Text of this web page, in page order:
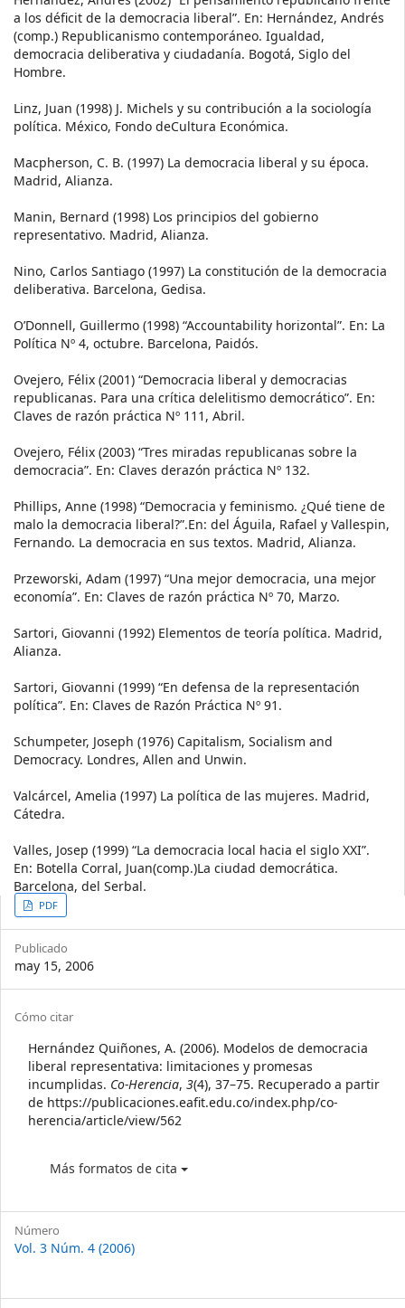
a los déficit de la democracia liberal”. En: Hernández, Andrés
(comp.) Republicanismo contemporáneo. Igualdad,
democracia deliberativa y ciudadanía. Bogotá, Siglo del
Hombre.
Linz, Juan (1998) J. Michels y su contribución a la sociología
política. México, Fondo deCultura Económica.
Macpherson, C. B. (1997) La democracia liberal y su época.
Madrid, Alianza.
Manin, Bernard (1998) Los principios del gobierno
representativo. Madrid, Alianza.
Nino, Carlos Santiago (1997) La constitución de la democracia
deliberativa. Barcelona, Gedisa.
O’Donnell, Guillermo (1998) “Accountability horizontal”. En: La
Política Nº 4, octubre. Barcelona, Paidós.
Ovejero, Félix (2001) “Democracia liberal y democracias
republicanas. Para una crítica delelitismo democrático”. En:
Claves de razón práctica Nº 111, Abril.
Ovejero, Félix (2003) “Tres miradas republicanas sobre la
democracia”. En: Claves derazón práctica Nº 132.
Phillips, Anne (1998) “Democracia y feminismo. ¿Qué tiene de
malo la democracia liberal?”.En: del Águila, Rafael y Vallespin,
Fernando. La democracia en sus textos. Madrid, Alianza.
Przeworski, Adam (1997) “Una mejor democracia, una mejor
economía”. En: Claves de razón práctica Nº 70, Marzo.
Sartori, Giovanni (1992) Elementos de teoría política. Madrid,
Alianza.
Sartori, Giovanni (1999) “En defensa de la representación
política”. En: Claves de Razón Práctica Nº 91.
Schumpeter, Joseph (1976) Capitalism, Socialism and
Democracy. Londres, Allen and Unwin.
Valcárcel, Amelia (1997) La política de las mujeres. Madrid,
Cátedra.
Valles, Josep (1999) “La democracia local hacia el siglo XXI”.
En: Botella Corral, Juan(comp.)La ciudad democrática.
Barcelona, del Serbal.
Article
Sidebar
PDF
Publicado
may 15, 2006
Article
Details
Cómo citar
Hernández Quiñones, A. (2006). Modelos de democracia
liberal representativa: limitaciones y promesas
incumplidas. Co-Herencia, 3(4), 37–75. Recuperado a partir
de https://publicaciones.eafit.edu.co/index.php/co-
herencia/article/view/562
Más formatos de cita
Número
Vol. 3 Núm. 4 (2006)